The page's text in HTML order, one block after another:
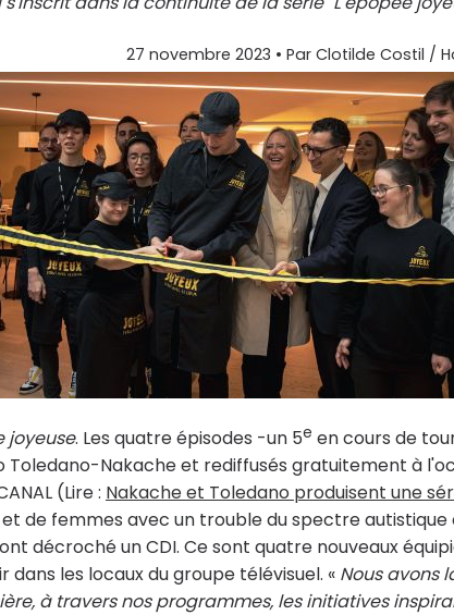
27 novembre 2023 • Par Clotilde Costil /
joyeuse. Les quatre épisodes -un 5e en cours de
Toledano-Nakache et rediffusés gratuitement à
(Lire : Nakache et Toledano produisent une
de femmes avec un trouble du spectre autistique
décroché un CDI. Ce sont quatre nouveaux
les locaux du groupe télévisuel. « Nous avons
à travers nos programmes, les initiatives